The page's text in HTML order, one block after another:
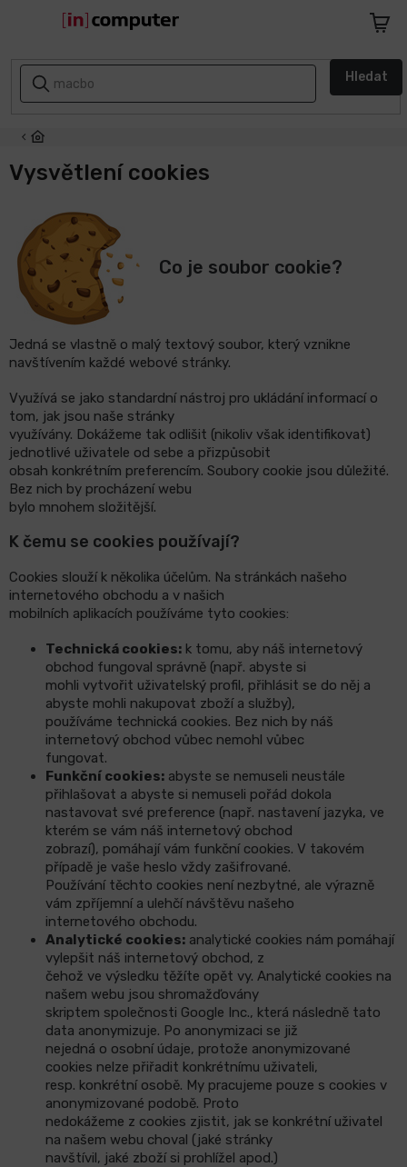
Hledat
AKCE
SLEVY
DO
ŠKOLY
Notebooky
Počítače
Telefony
a
tablety
Apple
LCD
monitory
Příslušenství
Značky
Vysvětlení cookies
Co je soubor cookie?
Jedná se vlastně o malý textový soubor, který vznikne
navštívením každé webové stránky.
Využívá se jako standardní nástroj pro ukládání informací o
tom, jak jsou naše stránky
využívány. Dokážeme tak odlišit (nikoliv však identifikovat)
jednotlivé uživatele od sebe a přizpůsobit
obsah konkrétním preferencím. Soubory cookie jsou důležité.
Bez nich by procházení webu
bylo mnohem složitější.
K čemu se cookies používají?
Cookies slouží k několika účelům. Na stránkách našeho
internetového obchodu a v našich
mobilních aplikacích používáme tyto cookies:
Technická cookies: k tomu, aby náš internetový
obchod fungoval správně (např. abyste si
mohli vytvořit uživatelský profil, přihlásit se do něj a
abyste mohli nakupovat zboží a služby),
používáme technická cookies. Bez nich by náš
internetový obchod vůbec nemohl vůbec
fungovat.
Funkční cookies: abyste se nemuseli neustále
přihlašovat a abyste si nemuseli pořád dokola
nastavovat své preference (např. nastavení jazyka, ve
kterém se vám náš internetový obchod
zobrazí), pomáhají vám funkční cookies. V takovém
případě je vaše heslo vždy zašifrované.
Používání těchto cookies není nezbytné, ale výrazně
vám zpříjemní a ulehčí návštěvu našeho
internetového obchodu.
Analytické cookies: analytické cookies nám pomáhají
vylepšit náš internetový obchod, z
čehož ve výsledku těžíte opět vy. Analytické cookies na
našem webu jsou shromažďovány
skriptem společnosti Google Inc., která následně tato
data anonymizuje. Po anonymizaci se již
nejedná o osobní údaje, protože anonymizované
cookies nelze přiřadit konkrétnímu uživateli,
resp. konkrétní osobě. My pracujeme pouze s cookies v
anonymizované podobě. Proto
nedokážeme z cookies zjistit, jak se konkrétní uživatel
na našem webu choval (jaké stránky
navštívil, jaké zboží si prohlížel apod.)